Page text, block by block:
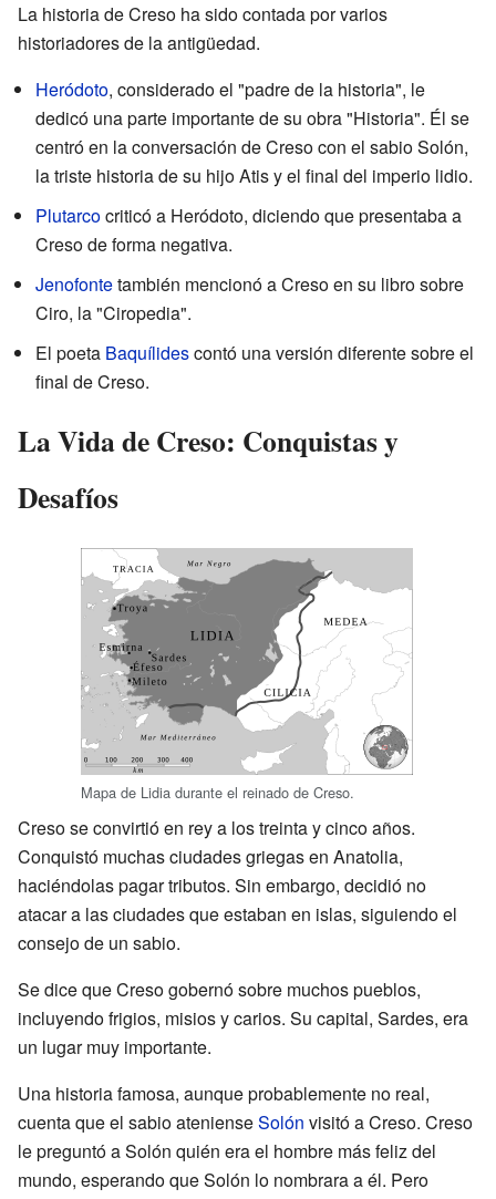
La historia de Creso ha sido contada por varios
historiadores de la antigüedad.
Heródoto, considerado el "padre de la historia", le
dedicó una parte importante de su obra "Historia". Él se
centró en la conversación de Creso con el sabio Solón,
la triste historia de su hijo Atis y el final del imperio lidio.
Plutarcocriticó a Heródoto, diciendo que presentaba a
Creso de forma negativa.
Jenofontetambién mencionó a Creso en su libro sobre
Ciro, la "Ciropedia".
El poeta Baquílidescontó una versión diferente sobre el
final de Creso.
La Vida de Creso: Conquistas y
Desafíos
Mapa de Lidia durante el reinado de Creso.
Creso se convirtió en rey a los treinta y cinco años.
Conquistó muchas ciudades griegas en Anatolia,
haciéndolas pagar tributos. Sin embargo, decidió no
atacar a las ciudades que estaban en islas, siguiendo el
consejo de un sabio.
Se dice que Creso gobernó sobre muchos pueblos,
incluyendo frigios, misios y carios. Su capital, Sardes, era
un lugar muy importante.
Una historia famosa, aunque probablemente no real,
cuenta que el sabio atenienseSolón visitó a Creso. Creso
le preguntó a Solón quién era el hombre más feliz del
mundo, esperando que Solón lo nombrara a él. Pero